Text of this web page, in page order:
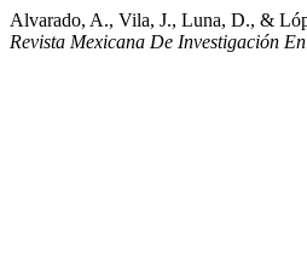
Alvarado, A., Vila, J., Luna, D., &
Revista Mexicana De Investigación